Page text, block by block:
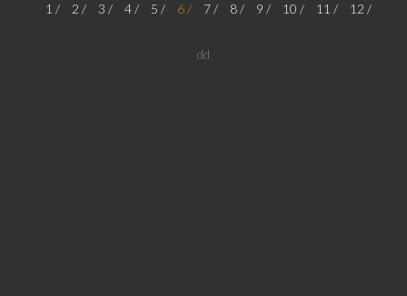
1 2 3 4 5 6 7 8 9 10 11 12
dd